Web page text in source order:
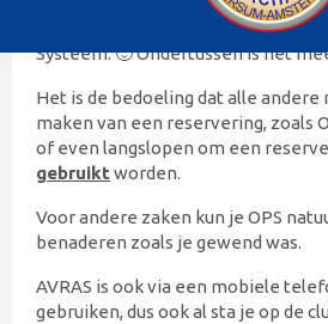
AVRAS staat voor ACHA Vliegtuig
Systeem. 🙂 Ondertussen is het
Het is de bedoeling dat alle
maken van een reservering, zoals
of even langslopen om een
gebruikt worden.
Voor andere zaken kun je OPS
benaderen zoals je gewend was.
AVRAS is ook via een mobiele
gebruiken, dus ook al sta je op de